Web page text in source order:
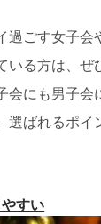
過ごす女子会
いる方は、ぜ
会にも男子会
選ばれるポイ
やすい